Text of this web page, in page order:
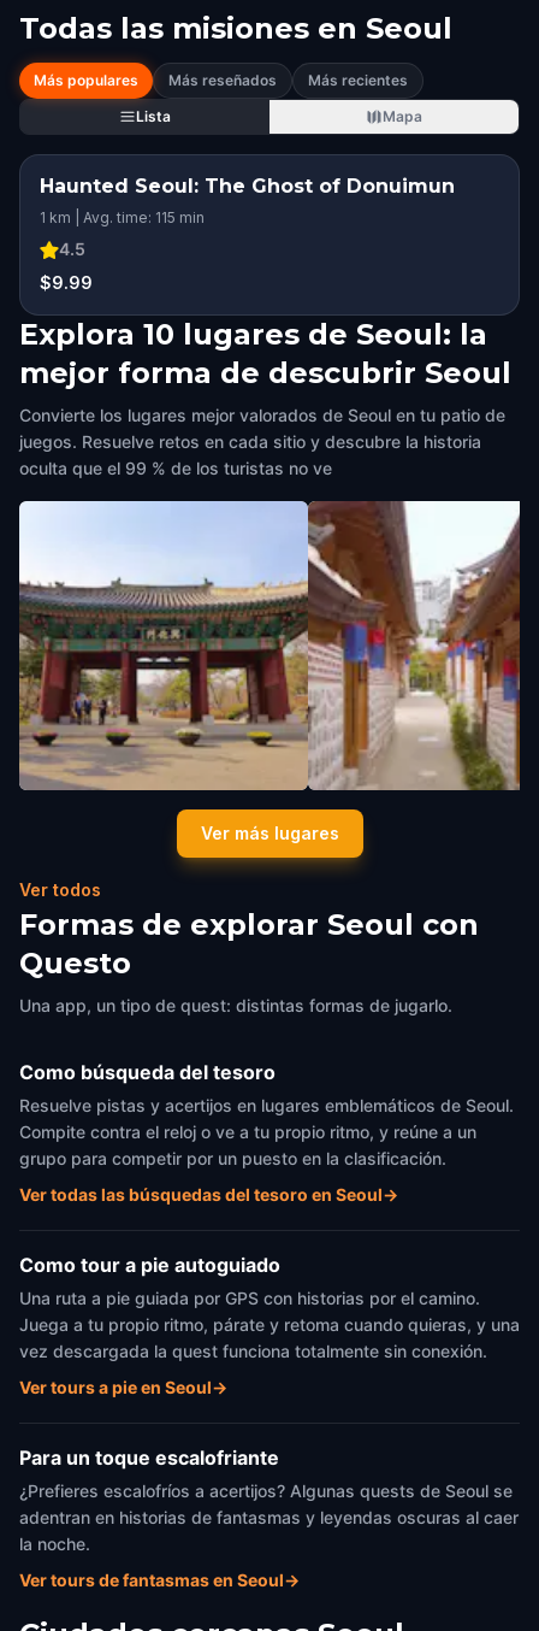
Todas las misiones en Seoul
Más populares Más reseñados
Más recientes
Lista
Mapa
Haunted Seoul: The Ghost of Donuimun
1 km | Avg. time: 115 min
4.5
$9.99
Explora 10 lugares de Seoul: la
mejor forma de descubrir Seoul
Convierte los lugares mejor valorados de Seoul en tu patio de
juegos. Resuelve retos en cada sitio y descubre la historia
oculta que el 99 % de los turistas no ve
Donuimun Museum
Seoul
Ver más lugares
Ver todos
Formas de explorar Seoul con
Questo
Una app, un tipo de quest: distintas formas de jugarlo.
Como búsqueda del tesoro
Resuelve pistas y acertijos en lugares emblemáticos de Seoul.
Compite contra el reloj o ve a tu propio ritmo, y reúne a un
grupo para competir por un puesto en la clasificación.
Ver todas las búsquedas del tesoro en Seoul→
Como tour a pie autoguiado
Una ruta a pie guiada por GPS con historias por el camino.
Juega a tu propio ritmo, párate y retoma cuando quieras, y una
vez descargada la quest funciona totalmente sin conexión.
Ver tours a pie en Seoul→
Para un toque escalofriante
¿Prefieres escalofríos a acertijos? Algunas quests de Seoul se
adentran en historias de fantasmas y leyendas oscuras al caer
la noche.
Ver tours de fantasmas en Seoul→